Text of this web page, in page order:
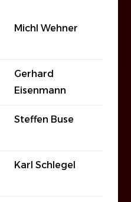
Michl Wehner
Gerhard
Eisenmann
Steffen Buse
Karl Schlegel